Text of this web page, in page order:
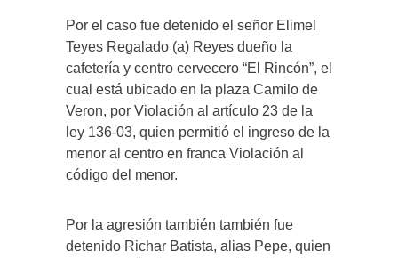
Por el caso fue detenido el señor Elimel
Teyes Regalado (a) Reyes dueño la
cafetería y centro cervecero “El Rincón”, el
cual está ubicado en la plaza Camilo de
Veron, por Violación al artículo 23 de la
ley 136-03, quien permitió el ingreso de la
menor al centro en franca Violación al
código del menor.
Por la agresión también también fue
detenido Richar Batista, alias Pepe, quien